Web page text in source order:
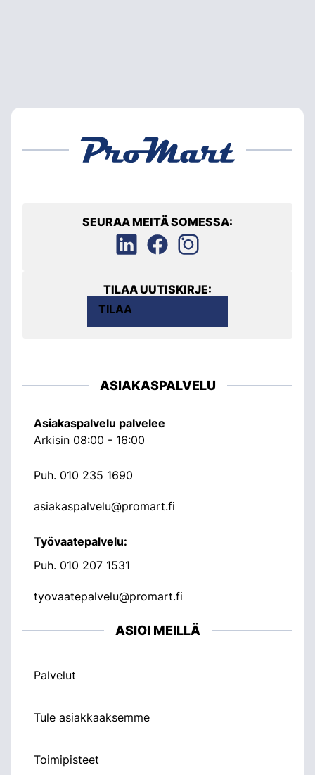
SEURAA MEITÄ SOMESSA:
TILAA UUTISKIRJE:
TILAA
ASIAKASPALVELU
Asiakaspalvelu palvelee
Arkisin 08:00 - 16:00
Puh. 010 235 1690
asiakaspalvelu@promart.fi
Työvaatepalvelu:
Puh. 010 207 1531
tyovaatepalvelu@promart.fi
ASIOI MEILLÄ
Palvelut
Tule asiakkaaksemme
Toimipisteet